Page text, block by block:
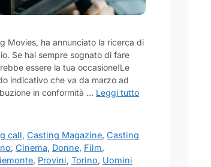
Movies, ha annunciato la ricerca di
Se hai sempre sognato di fare
essere la tua occasione!Le
indicativo che va da marzo ad
in conformità … Leggi tutto
call,Casting Magazine,Casting
, Cinema, Donne, Film,
, Provini, Torino, Uomini